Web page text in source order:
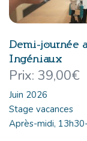
Demi-journée
Ingéniaux
39,00€
Juin 2026
Stage vacances
Après-midi,